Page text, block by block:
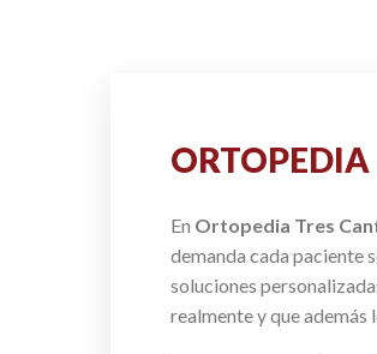
ORTOPEDIA
En Ortopedia Tres
demanda cada paciente
soluciones
realmente y que además